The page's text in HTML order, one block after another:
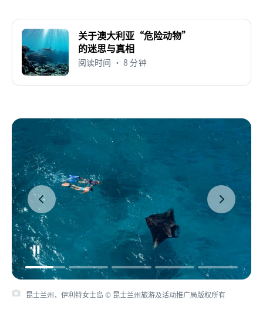
关于澳大利亚“危险动物”
的迷思与真相
阅读时间 • 8 分钟
昆士兰州，伊利特女士岛 © 昆士兰州旅游及活动推广局版权所有